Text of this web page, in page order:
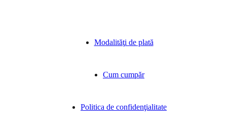
Modalităţi de plată
Cum cumpăr
Politica de confidenţialitate